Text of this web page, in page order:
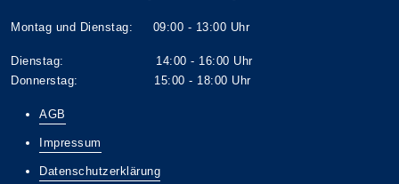
Montag und Dienstag: 09:00 - 13:00 Uhr
Dienstag: 14:00 - 16:00 Uhr
Donnerstag: 15:00 - 18:00 Uhr
AGB
Impressum
Datenschutzerklärung